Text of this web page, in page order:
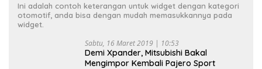
Ini adalah contoh keterangan untuk widget dengan kategori
otomotif, anda bisa dengan mudah memasukkannya pada
widget.
Sabtu, 16 Maret 2019 | 10:53
Demi Xpander, Mitsubishi Bakal
Mengimpor Kembali Pajero Sport